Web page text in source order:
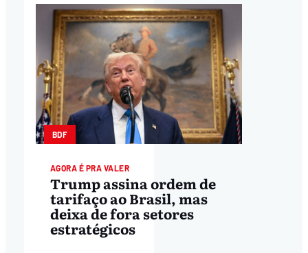
BDF
AGORA É PRA VALER
Trump assina ordem de
tarifaço ao Brasil, mas
deixa de fora setores
estratégicos